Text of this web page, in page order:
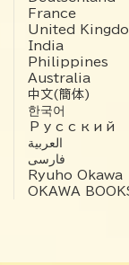
France
United
India
Philippines
Australia
中文(簡体)
한국어
Русский
العربية‏
فارسی
Ryuho Okawa
OKAWA